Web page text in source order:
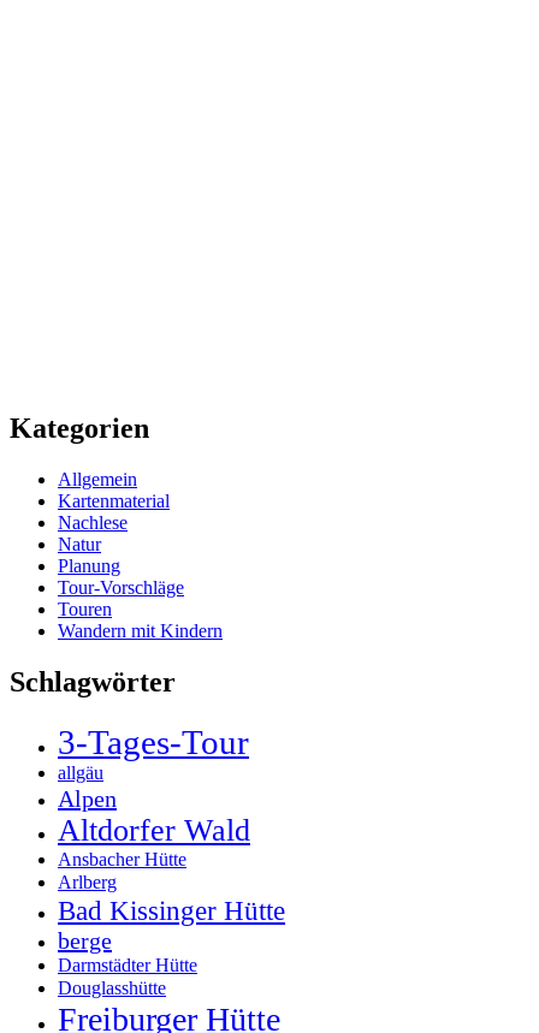
Kategorien
Allgemein
Kartenmaterial
Nachlese
Natur
Planung
Tour-Vorschläge
Touren
Wandern mit Kindern
Schlagwörter
3-Tages-Tour
allgäu
Alpen
Altdorfer Wald
Ansbacher Hütte
Arlberg
Bad Kissinger Hütte
berge
Darmstädter Hütte
Douglasshütte
Freiburger Hütte